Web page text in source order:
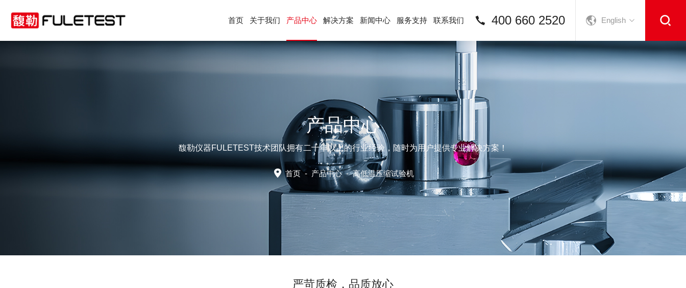
English
400 660 2520
首页 关于我们 产品中心 解决方案 新闻中心 服务支持 联系我们
产品中心
馥勒仪器FULETEST技术团队拥有二十年以上的行业经验，随时为用户提供专业解决方案！
首页- 产品中心-高低温压缩试验机
严苛质检，品质放心